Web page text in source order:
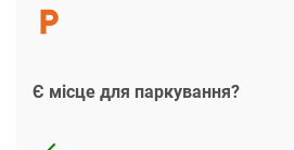
Є місце для паркування?